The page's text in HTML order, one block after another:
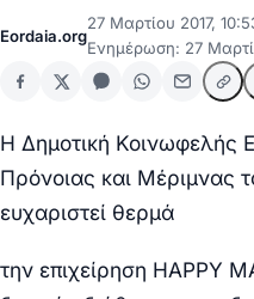
Eordaia.org
27 Μαρτίου 2017,
Ενημέρωση: 27
Η Δημοτική Κοινωφελής
Πρόνοιας και Μέριμνας
ευχαριστεί θερμά
την επιχείρηση HAPPY